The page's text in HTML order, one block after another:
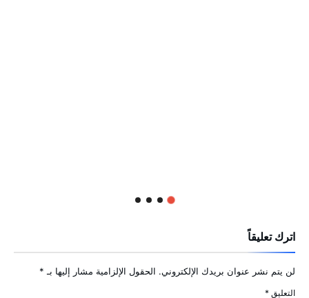
اترك تعليقاً
لن يتم نشر عنوان بريدك الإلكتروني. الحقول الإلزامية مشار إليها بـ *
التعليق *